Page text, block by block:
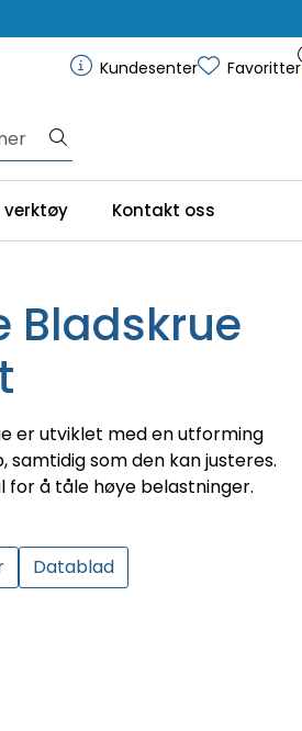
Kundesenter Favoritter
Kontakt oss
Bladskrue
er utviklet med en utforming
som den kan justeres.
for å tåle høye belastninger.
Datablad